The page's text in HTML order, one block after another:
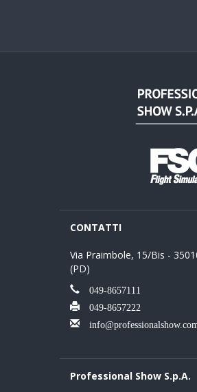
CONTATTI
Via Praimbole, 15/Bis -
(PD)
049-8657111
049-8657222
Professional Show S.p.A.